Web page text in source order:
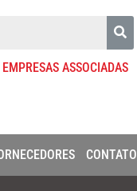
EMPRESAS ASSOCIADAS
CONTATO